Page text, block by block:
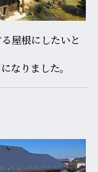
屋根にしたいと
なりました。